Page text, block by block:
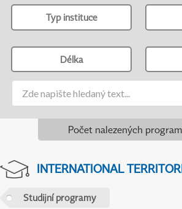
Typ instituce
Délka
Počet nalezených
INTERNATIONAL
Studijní programy